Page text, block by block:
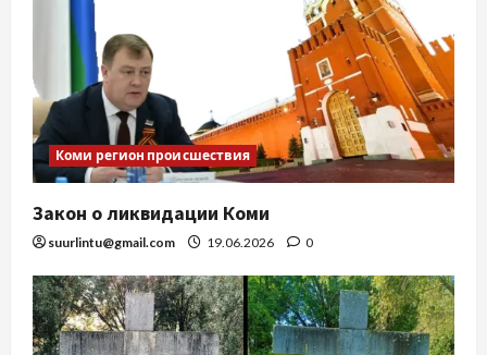
Коми регион происшествия
Закон о ликвидации Коми
suurlintu@gmail.com 19.06.2026 0